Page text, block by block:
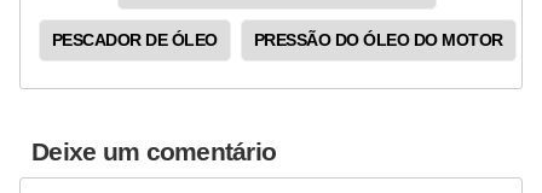
PESCADOR DE ÓLEO PRESSÃO DO ÓLEO DO MOTOR
Deixe um comentário